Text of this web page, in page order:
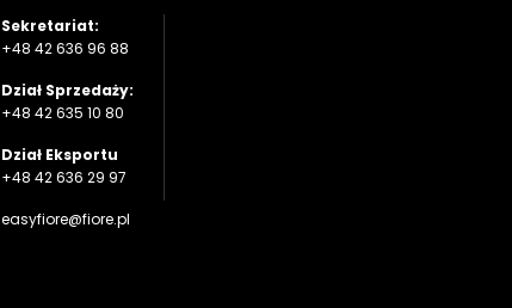
Sekretariat:
+48 42 636 96 88
Dział Sprzedaży:
+48 42 635 10 80
Dział Eksportu
+48 42 636 29 97
easyfiore@fiore.pl